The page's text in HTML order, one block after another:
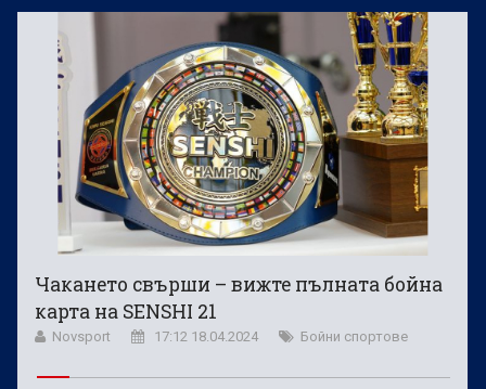
Чакането свърши – вижте пълната бойна
карта на SENSHI 21
Novsport 17:12 18.04.2024 Бойни спортове